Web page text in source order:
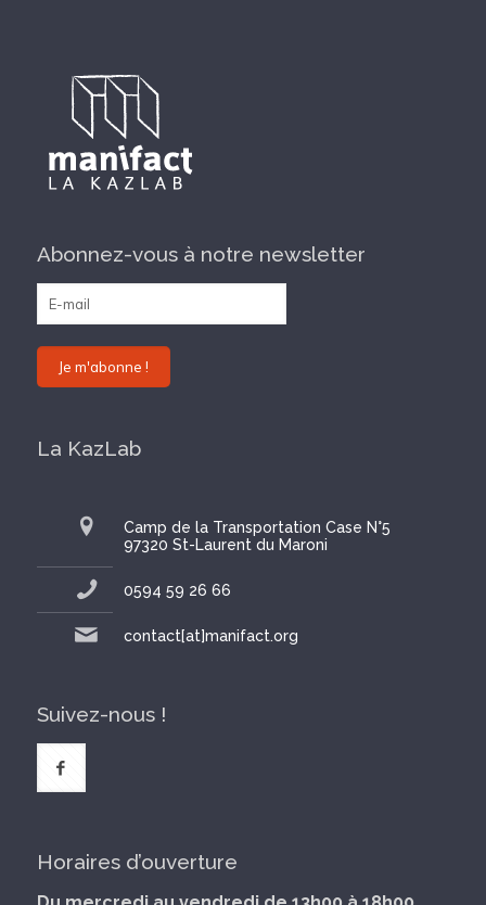
Abonnez-vous à notre newsletter
La KazLab
Camp de la Transportation Case N°5
97320 St-Laurent du Maroni
0594 59 26 66
contact[at]manifact.org
Suivez-nous !
Horaires d’ouverture